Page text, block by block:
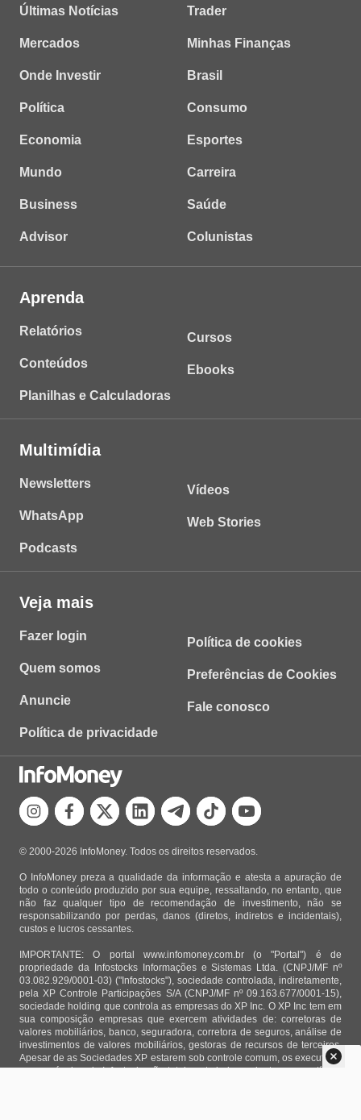
Últimas Notícias
Mercados
Onde Investir
Política
Economia
Mundo
Business
Advisor
Trader
Minhas Finanças
Brasil
Consumo
Esportes
Carreira
Saúde
Colunistas
Aprenda
Relatórios
Conteúdos
Planilhas e Calculadoras
Cursos
Ebooks
Multimídia
Newsletters
WhatsApp
Podcasts
Vídeos
Web Stories
Veja mais
Fazer login
Quem somos
Anuncie
Política de privacidade
Política de cookies
Preferências de Cookies
Fale conosco
© 2000-2026 InfoMoney. Todos os direitos reservados.
O InfoMoney preza a qualidade da informação e atesta a apuração de
todo o conteúdo produzido por sua equipe, ressaltando, no entanto, que
não faz qualquer tipo de recomendação de investimento, não se
responsabilizando por perdas, danos (diretos, indiretos e incidentais),
custos e lucros cessantes.
IMPORTANTE: O portal www.infomoney.com.br (o "Portal") é de
propriedade da Infostocks Informações e Sistemas Ltda. (CNPJ/MF nº
03.082.929/0001-03) ("Infostocks"), sociedade controlada, indiretamente,
pela XP Controle Participações S/A (CNPJ/MF nº 09.163.677/0001-15),
sociedade holding que controla as empresas do XP Inc. O XP Inc tem em
sua composição empresas que exercem atividades de: corretoras de
valores mobiliários, banco, seguradora, corretora de seguros, análise de
investimentos de valores mobiliários, gestoras de recursos de terceiros.
Apesar de as Sociedades XP estarem sob controle comum, os executivos
responsáveis pela Infostocks são totalmente independentes e as notícias,